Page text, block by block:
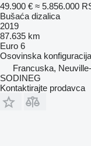
49.900 € ≈ 5.856.000
Bušaća dizalica
2019
87.635 km
Euro 6
Osovinska konfiguracija
Francuska,
SODINEG
Kontaktirajte prodavca